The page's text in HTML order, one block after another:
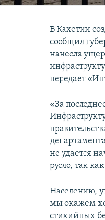
В Кахетии
сообщил
нанесла
передает
«За
не удается
русло, так
Населению,
мы окажем
стихийных